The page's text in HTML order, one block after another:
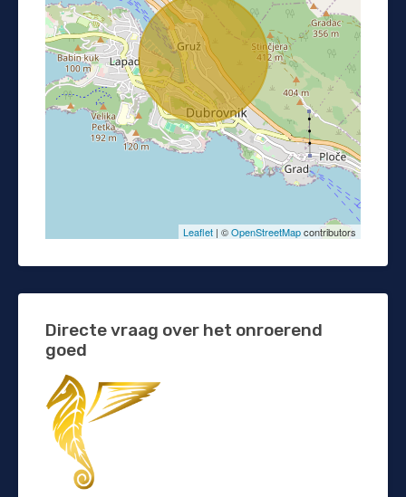
Leaflet | ©OpenStreetMapcontributors
Directe vraag over het onroerend
goed